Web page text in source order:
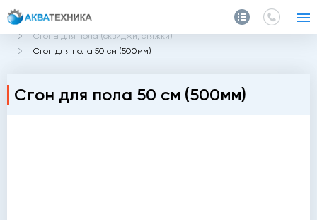
Главная Каталог
Сгоны для пола (сквиджи, стяжки)
Сгон для пола 50 см (500мм)
Сгон для пола 50 см (500мм)